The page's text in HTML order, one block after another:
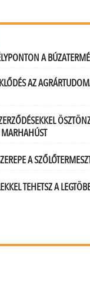
A
AZ
A
TEHETSZ A